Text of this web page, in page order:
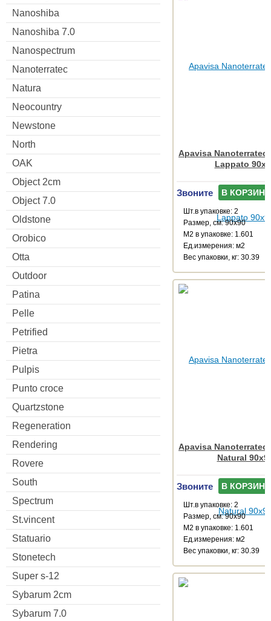
Nanoshiba
Nanoshiba 7.0
Nanospectrum
Nanoterratec
Natura
Neocountry
Newstone
North
OAK
Object 2cm
Object 7.0
Oldstone
Orobico
Otta
Outdoor
Patina
Pelle
Petrified
Pietra
Pulpis
Punto croce
Quartzstone
Regeneration
Rendering
Rovere
South
Spectrum
St.vincent
Statuario
Stonetech
Super s-12
Sybarum 2cm
Sybarum 7.0
Apavisa
Lappato
Звоните В КОРЗИНУ
Шт.в упаковке: 2
Размер, см: 90x90
М2 в упаковке: 1.601
Ед.измерения: м2
Веc упаковки, кг: 30.39
Apavisa
Natural
Звоните В КОРЗИНУ
Шт.в упаковке: 2
Размер, см: 90x90
М2 в упаковке: 1.601
Ед.измерения: м2
Веc упаковки, кг: 30.39